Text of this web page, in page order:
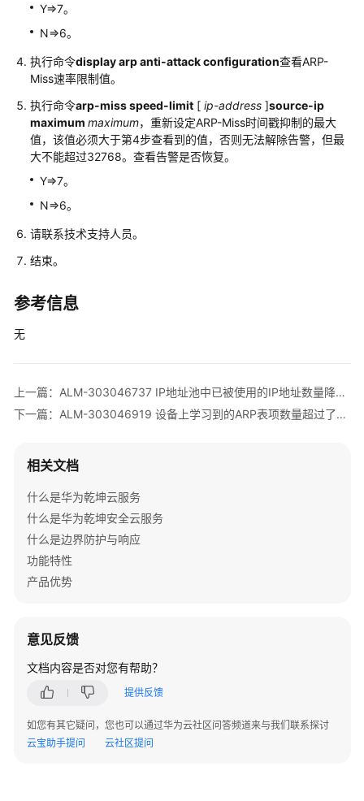
告
警
WAC&AP
告
警
ALM-
303046722
服
303046723
RADIUS
服
器
通
讯
RADIUS
计
服
器
通
Y=>7。
N=>6。
执行命令display arp anti-attack configuration查看ARP-
Miss速率限制值。
执行命令arp-miss speed-limit [ ip-address ]source-ip
maximum maximum，重新设定ARP-Miss时间戳抑制的最大
值，该值必须大于第4步查看到的值，否则无法解除告警，但最
大不能超过32768。查看告警是否恢复。
Y=>7。
N=>6。
请联系技术支持人员。
结束。
参考信息
无
上一篇：ALM-303046737 IP地址池中已被使用的IP地址数量降到告警阈值下限
下一篇：ALM-303046919 设备上学习到的ARP表项数量超过了设定的阈值
相关文档
什么是华为乾坤云服务
什么是华为乾坤安全云服务
什么是边界防护与响应
功能特性
产品优势
意见反馈
文档内容是否对您有帮助？
提供反馈
如您有其它疑问，您也可以通过华为云社区问答频道来与我们联系探讨
云宝助手提问
云社区提问